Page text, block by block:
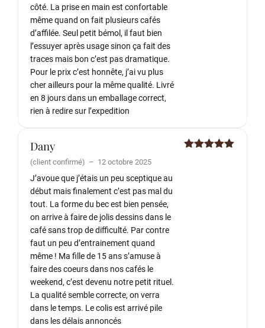
côté. La prise en main est confortable
même quand on fait plusieurs cafés
d’affilée. Seul petit bémol, il faut bien
l’essuyer après usage sinon ça fait des
traces mais bon c’est pas dramatique.
Pour le prix c’est honnête, j’ai vu plus
cher ailleurs pour la même qualité. Livré
en 8 jours dans un emballage correct,
rien à redire sur l’expedition
Dany
(client confirmé) – 12 octobre 2025
J’avoue que j’étais un peu sceptique au
début mais finalement c’est pas mal du
tout. La forme du bec est bien pensée,
on arrive à faire de jolis dessins dans le
café sans trop de difficulté. Par contre
faut un peu d’entrainement quand
même ! Ma fille de 15 ans s’amuse à
faire des coeurs dans nos cafés le
weekend, c’est devenu notre petit rituel.
La qualité semble correcte, on verra
dans le temps. Le colis est arrivé pile
dans les délais annoncés